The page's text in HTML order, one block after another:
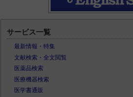
サービス一覧
最新情報・特集
文献検索・全文閲覧
医薬品検索
医療機器検索
医学書通販